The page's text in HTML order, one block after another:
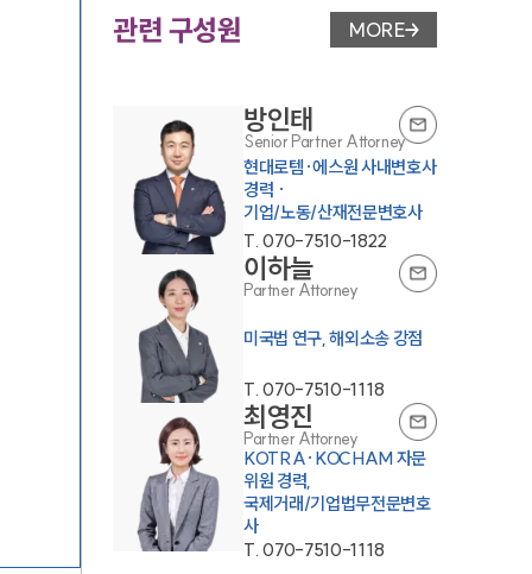
관련 구성원 변호사 페이지 이동
MORE
방인태
Senior Partner Attorney
현대로템·에스원 사내변호사
경력 ·
기업/노동/산재전문변호사
T.070-7510-1822
이하늘
Partner Attorney
미국법 연구, 해외소송 강점
T.070-7510-1118
최영진
Partner Attorney
KOTRA·KOCHAM 자문
위원 경력,
국제거래/기업법무전문변호
사
T.070-7510-1118